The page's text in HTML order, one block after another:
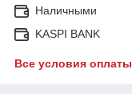
Наличными
KASPI BANK
Все условия оплаты